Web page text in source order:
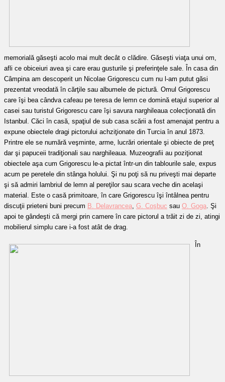
memorială găseşti acolo mai mult decât o clădire. Găseşti viaţa unui om,
afli ce obiceiuri avea şi care erau gusturile şi preferinţele sale. În casa din
Câmpina am descoperit un Nicolae Grigorescu cum nu l-am putut găsi
prezentat vreodată în cărţile sau albumele de pictură. Omul Grigorescu
care îşi bea cândva cafeau pe teresa de lemn ce domină etajul superior al
casei sau turistul Grigorescu care îşi savura narghileaua colecţionată din
Istanbul. Căci în casă, spaţiul de sub casa scării a fost amenajat pentru a
expune obiectele dragi pictorului achziţionate din Turcia în anul 1873.
Printre ele se numără veşminte, arme, lucrări orientale şi obiecte de preţ
dar şi papuceii tradiţionali sau narghileaua. Muzeografii au poziţionat
obiectele aşa cum Grigorescu le-a pictat într-un din tablourile sale, expus
acum pe peretele din stânga holului. Şi nu poţi să nu priveşti mai departe
şi să admiri lambriul de lemn al pereţilor sau scara veche din acelaşi
material. Este o casă primitoare, în care Grigorescu îşi întâlnea pentru
discuţii prieteni buni precum B. Delavrancea G. Coşbuc sau O. Goga . Şi
apoi te gândeşti că mergi prin camere în care pictorul a trăit zi de zi, atingi
mobilierul simplu care i-a fost atât de drag.
În